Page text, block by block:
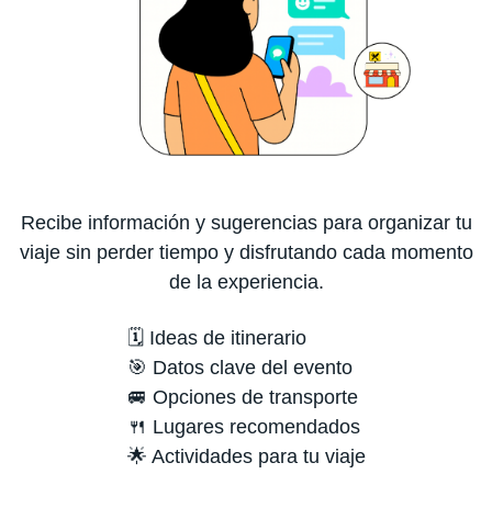
Recibe información y sugerencias para organizar tu
viaje sin perder tiempo y disfrutando cada momento
de la experiencia.
🗓️ Ideas de itinerario
🎯 Datos clave del evento
🚐 Opciones de transporte
🍴 Lugares recomendados
🌟 Actividades para tu viaje